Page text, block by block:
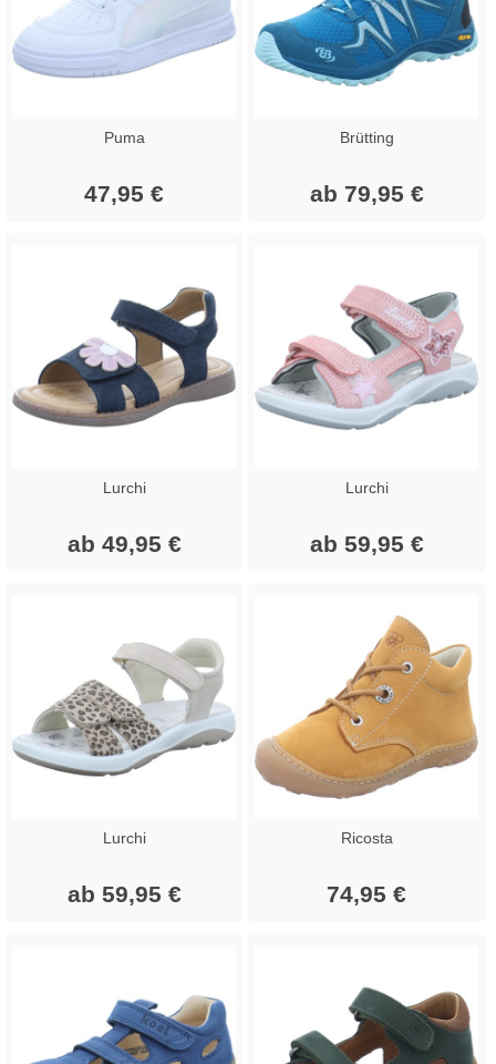
Puma
47,95 €
Brütting
ab 79,95 €
Lurchi
ab 49,95 €
Lurchi
ab 59,95 €
Lurchi
ab 59,95 €
Ricosta
74,95 €